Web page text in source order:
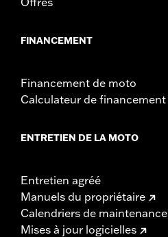
FINANCEMENT
Financement de moto
Calculateur de financement
ENTRETIEN DE LA MOTO
Entretien agréé
Manuels du propriétaire
Calendriers de maintenance
Mises à jour logicielles